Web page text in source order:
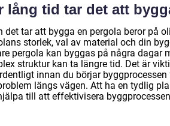
lång tid tar det att
det tar att bygga en pergola beror på
storlek, val av material och din
pergola kan byggas på några dagar
struktur kan ta längre tid. Det är
innan du börjar
längs vägen. Att ha en tydlig
till att effektivisera